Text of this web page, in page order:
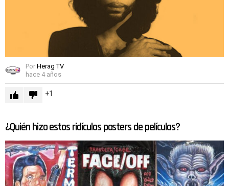
Por Herag TV
hace 4 años
1
¿Quién hizo estos ridículos posters de películas?